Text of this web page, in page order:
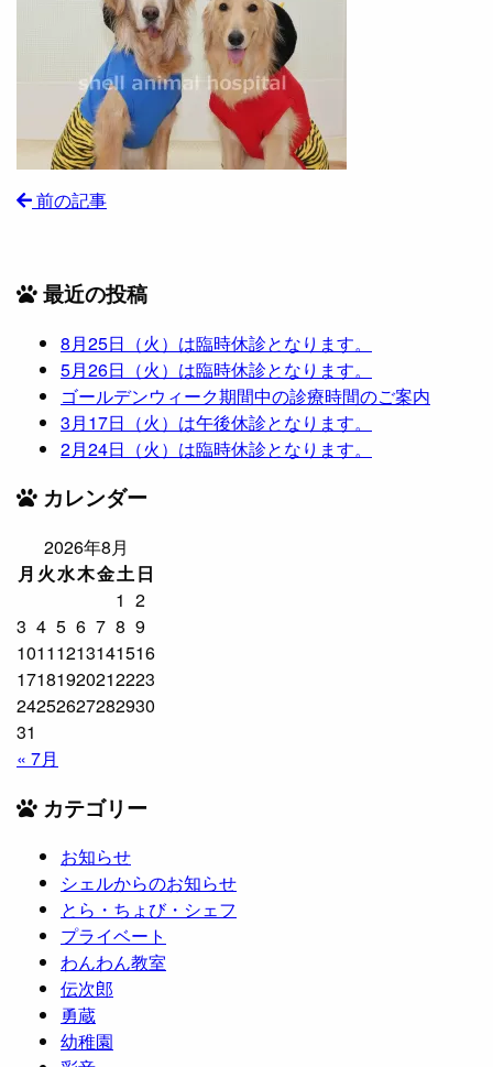
前の記事
最近の投稿
8月25日（火）は臨時休診となります。
5月26日（火）は臨時休診となります。
ゴールデンウィーク期間中の診療時間のご案内
3月17日（火）は午後休診となります。
2月24日（火）は臨時休診となります。
カレンダー
2026年8月
月 火水木金土日
1 2
3 4 5 6 7 8 9
10111213141516
17181920212223
24252627282930
31
« 7月
カテゴリー
お知らせ
シェルからのお知らせ
とら・ちょび・シェフ
プライベート
わんわん教室
伝次郎
勇蔵
幼稚園